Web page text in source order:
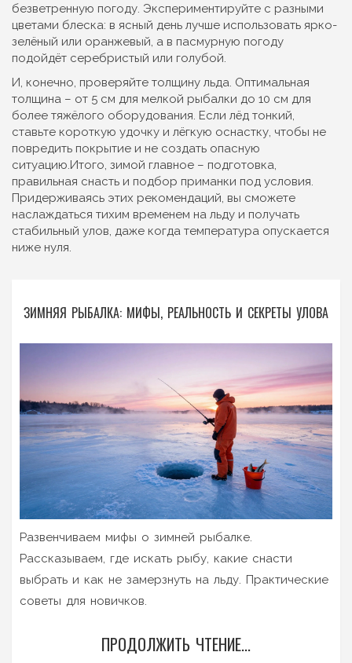
безветренную погоду. Экспериментируйте с разными
цветами блеска: в ясный день лучше использовать ярко-
зелёный или оранжевый, а в пасмурную погоду
подойдёт серебристый или голубой.
И, конечно, проверяйте толщину льда. Оптимальная
толщина – от 5 см для мелкой рыбалки до 10 см для
более тяжёлого оборудования. Если лёд тонкий,
ставьте короткую удочку и лёгкую оснастку, чтобы не
повредить покрытие и не создать опасную
ситуацию.Итого, зимой главное – подготовка,
правильная снасть и подбор приманки под условия.
Придерживаясь этих рекомендаций, вы сможете
наслаждаться тихим временем на льду и получать
стабильный улов, даже когда температура опускается
ниже нуля.
ЗИМНЯЯ РЫБАЛКА: МИФЫ, РЕАЛЬНОСТЬ И СЕКРЕТЫ УЛОВА
Развенчиваем мифы о зимней рыбалке.
Рассказываем, где искать рыбу, какие снасти
выбрать и как не замерзнуть на льду. Практические
советы для новичков.
ПРОДОЛЖИТЬ ЧТЕНИЕ...